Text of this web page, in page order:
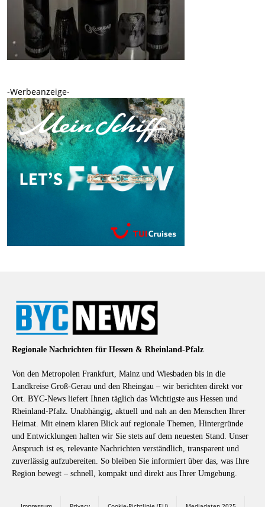
-Werbeanzeige-
Regionale Nachrichten für Hessen & Rheinland-Pfalz
Von den Metropolen Frankfurt, Mainz und Wiesbaden bis in die
Landkreise Groß-Gerau und den Rheingau – wir berichten direkt vor
Ort. BYC-News liefert Ihnen täglich das Wichtigste aus Hessen und
Rheinland-Pfalz. Unabhängig, aktuell und nah an den Menschen Ihrer
Heimat. Mit einem klaren Blick auf regionale Themen, Hintergründe
und Entwicklungen halten wir Sie stets auf dem neuesten Stand. Unser
Anspruch ist es, relevante Nachrichten verständlich, transparent und
zuverlässig aufzubereiten. So bleiben Sie informiert über das, was Ihre
Region bewegt – schnell, kompakt und direkt aus Ihrer Umgebung.